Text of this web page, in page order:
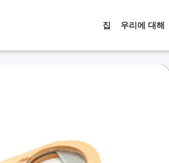
집 우리에 대해